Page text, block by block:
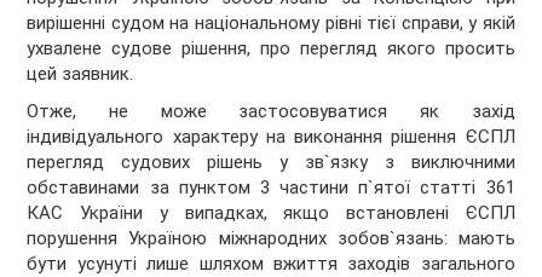
вирішенні судом на національному рівні тієї справи, у якій
ухвалене судове рішення, про перегляд якого просить
цей заявник.
Отже, не може застосовуватися як захід
індивідуального характеру на виконання рішення ЄСПЛ
перегляд судових рішень у зв`язку з виключними
обставинами за пунктом 3 частини п`ятої статті 361
КАС України у випадках, якщо встановлені ЄСПЛ
порушення Україною міжнародних зобов`язань: мають
бути усунуті лише шляхом вжиття заходів загального